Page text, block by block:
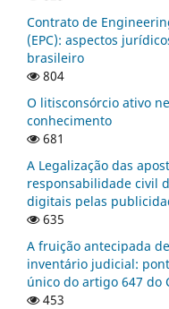
Contrato de
(EPC): aspectos
brasileiro
804
O litisconsórcio ativo
conhecimento
681
A Legalização das
responsabilidade civil
digitais pelas
635
A fruição antecipada
inventário judicial:
único do artigo 647 do
453